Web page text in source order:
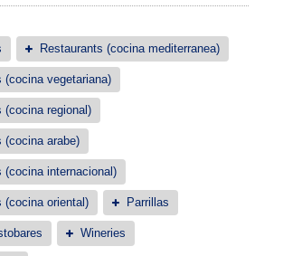
Restaurants (cocina mediterranea)
(cocina vegetariana)
(cocina regional)
(cocina arabe)
(cocina internacional)
(cocina oriental) Parrillas
Wineries